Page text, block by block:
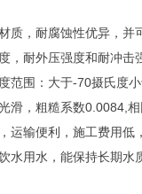
质，耐腐蚀性优异，并
，耐外压强度和耐冲
范围：大于-70摄氏度
滑，粗糙系数0.0084,
运输便利，施工费用低
水用水，能保持长期水